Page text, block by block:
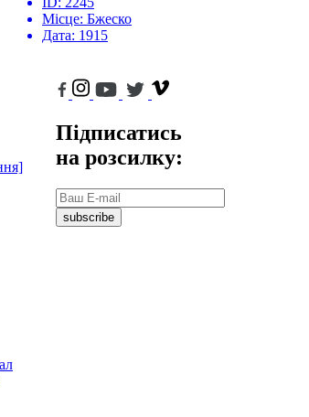
Місце: Бжеско
Дата: 1915
Підписатись
на розсилку:
subscribe